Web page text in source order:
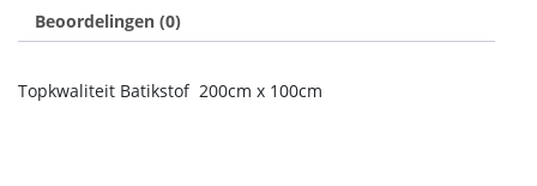
Beoordelingen (0)
Topkwaliteit Batikstof 200cm x 100cm